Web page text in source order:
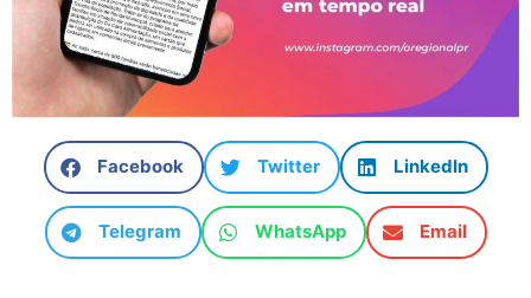
Facebook Twitter LinkedIn
Telegram WhatsApp Email